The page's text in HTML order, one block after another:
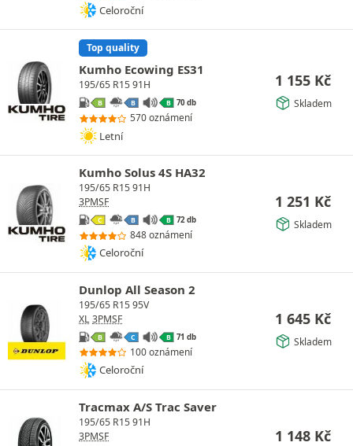
Celoroční
Top quality
Kumho Ecowing ES31
195/65 R15 91H
B B B 70 db
570 oznámení
Letní
1 155 Kč
Skladem
Kumho Solus 4S HA32
195/65 R15 91H
3PMSF
C B B 72 db
848 oznámení
Celoroční
1 251 Kč
Skladem
Dunlop All Season 2
195/65 R15 95V
XL 3PMSF
B C B 71 db
100 oznámení
Celoroční
1 645 Kč
Skladem
Tracmax A/S Trac Saver
195/65 R15 91H
3PMSF
1 148 Kč